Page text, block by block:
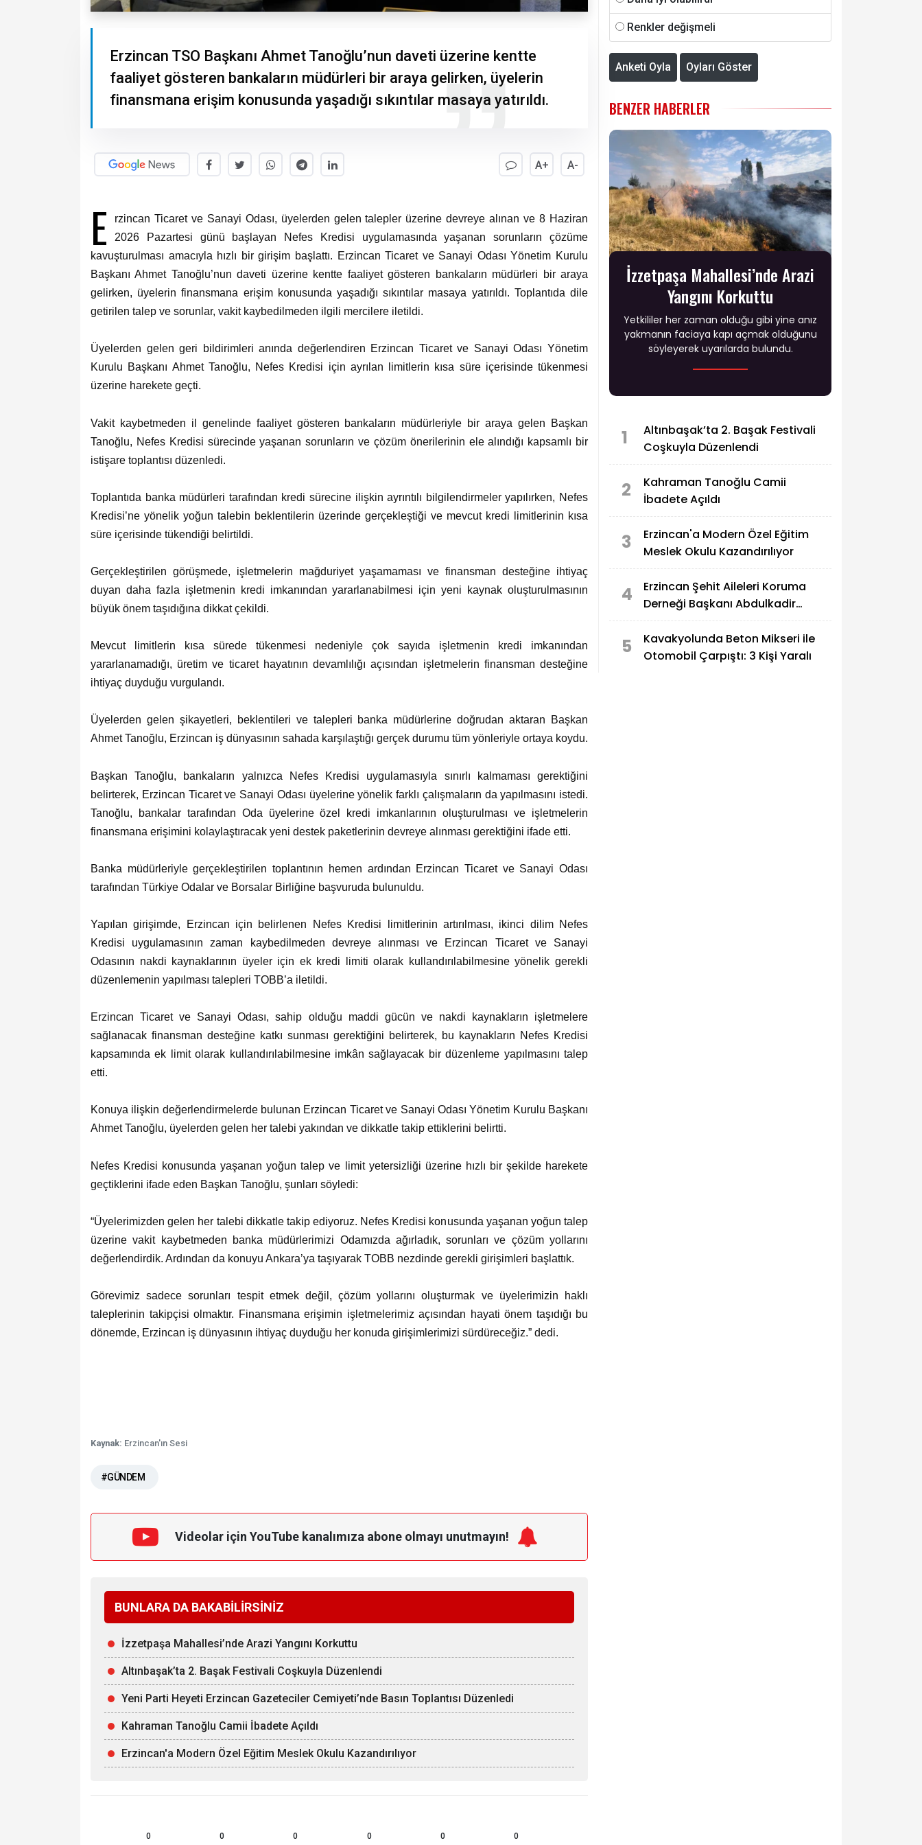
Erzincan TSO Başkanı Ahmet Tanoğlu’nun daveti üzerine kentte
faaliyet gösteren bankaların müdürleri bir araya gelirken, üyelerin
finansmana erişim konusunda yaşadığı sıkıntılar masaya yatırıldı.
A+ A-
E
rzincan Ticaret ve Sanayi Odası, üyelerden gelen talepler üzerine devreye alınan ve 8 Haziran
2026 Pazartesi günü başlayan Nefes Kredisi uygulamasında yaşanan sorunların çözüme
kavuşturulması amacıyla hızlı bir girişim başlattı. Erzincan Ticaret ve Sanayi Odası Yönetim Kurulu
Başkanı Ahmet Tanoğlu’nun daveti üzerine kentte faaliyet gösteren bankaların müdürleri bir araya
gelirken, üyelerin finansmana erişim konusunda yaşadığı sıkıntılar masaya yatırıldı. Toplantıda dile
getirilen talep ve sorunlar, vakit kaybedilmeden ilgili mercilere iletildi.
Üyelerden gelen geri bildirimleri anında değerlendiren Erzincan Ticaret ve Sanayi Odası Yönetim
Kurulu Başkanı Ahmet Tanoğlu, Nefes Kredisi için ayrılan limitlerin kısa süre içerisinde tükenmesi
üzerine harekete geçti.
Vakit kaybetmeden il genelinde faaliyet gösteren bankaların müdürleriyle bir araya gelen Başkan
Tanoğlu, Nefes Kredisi sürecinde yaşanan sorunların ve çözüm önerilerinin ele alındığı kapsamlı bir
istişare toplantısı düzenledi.
Toplantıda banka müdürleri tarafından kredi sürecine ilişkin ayrıntılı bilgilendirmeler yapılırken, Nefes
Kredisi’ne yönelik yoğun talebin beklentilerin üzerinde gerçekleştiği ve mevcut kredi limitlerinin kısa
süre içerisinde tükendiği belirtildi.
Gerçekleştirilen görüşmede, işletmelerin mağduriyet yaşamaması ve finansman desteğine ihtiyaç
duyan daha fazla işletmenin kredi imkanından yararlanabilmesi için yeni kaynak oluşturulmasının
büyük önem taşıdığına dikkat çekildi.
Mevcut limitlerin kısa sürede tükenmesi nedeniyle çok sayıda işletmenin kredi imkanından
yararlanamadığı, üretim ve ticaret hayatının devamlılığı açısından işletmelerin finansman desteğine
ihtiyaç duyduğu vurgulandı.
Üyelerden gelen şikayetleri, beklentileri ve talepleri banka müdürlerine doğrudan aktaran Başkan
Ahmet Tanoğlu, Erzincan iş dünyasının sahada karşılaştığı gerçek durumu tüm yönleriyle ortaya koydu.
Başkan Tanoğlu, bankaların yalnızca Nefes Kredisi uygulamasıyla sınırlı kalmaması gerektiğini
belirterek, Erzincan Ticaret ve Sanayi Odası üyelerine yönelik farklı çalışmaların da yapılmasını istedi.
Tanoğlu, bankalar tarafından Oda üyelerine özel kredi imkanlarının oluşturulması ve işletmelerin
finansmana erişimini kolaylaştıracak yeni destek paketlerinin devreye alınması gerektiğini ifade etti.
Banka müdürleriyle gerçekleştirilen toplantının hemen ardından Erzincan Ticaret ve Sanayi Odası
tarafından Türkiye Odalar ve Borsalar Birliğine başvuruda bulunuldu.
Yapılan girişimde, Erzincan için belirlenen Nefes Kredisi limitlerinin artırılması, ikinci dilim Nefes
Kredisi uygulamasının zaman kaybedilmeden devreye alınması ve Erzincan Ticaret ve Sanayi
Odasının nakdi kaynaklarının üyeler için ek kredi limiti olarak kullandırılabilmesine yönelik gerekli
düzenlemenin yapılması talepleri TOBB’a iletildi.
Erzincan Ticaret ve Sanayi Odası, sahip olduğu maddi gücün ve nakdi kaynakların işletmelere
sağlanacak finansman desteğine katkı sunması gerektiğini belirterek, bu kaynakların Nefes Kredisi
kapsamında ek limit olarak kullandırılabilmesine imkân sağlayacak bir düzenleme yapılmasını talep
etti.
Konuya ilişkin değerlendirmelerde bulunan Erzincan Ticaret ve Sanayi Odası Yönetim Kurulu Başkanı
Ahmet Tanoğlu, üyelerden gelen her talebi yakından ve dikkatle takip ettiklerini belirtti.
Nefes Kredisi konusunda yaşanan yoğun talep ve limit yetersizliği üzerine hızlı bir şekilde harekete
geçtiklerini ifade eden Başkan Tanoğlu, şunları söyledi:
“Üyelerimizden gelen her talebi dikkatle takip ediyoruz. Nefes Kredisi konusunda yaşanan yoğun talep
üzerine vakit kaybetmeden banka müdürlerimizi Odamızda ağırladık, sorunları ve çözüm yollarını
değerlendirdik. Ardından da konuyu Ankara’ya taşıyarak TOBB nezdinde gerekli girişimleri başlattık.
Görevimiz sadece sorunları tespit etmek değil, çözüm yollarını oluşturmak ve üyelerimizin haklı
taleplerinin takipçisi olmaktır. Finansmana erişimin işletmelerimiz açısından hayati önem taşıdığı bu
dönemde, Erzincan iş dünyasının ihtiyaç duyduğu her konuda girişimlerimizi sürdüreceğiz.” dedi.
Kaynak: Erzincan'ın Sesi
#GÜNDEM
Videolar için YouTube kanalımıza abone olmayı unutmayın!
BUNLARA DA BAKABİLİRSİNİZ
İzzetpaşa Mahallesi’nde Arazi Yangını Korkuttu
Altınbaşak’ta 2. Başak Festivali Coşkuyla Düzenlendi
Yeni Parti Heyeti Erzincan Gazeteciler Cemiyeti’nde Basın Toplantısı Düzenledi
Kahraman Tanoğlu Camii İbadete Açıldı
Erzincan'a Modern Özel Eğitim Meslek Okulu Kazandırılıyor
0 0 0 0 0 0
Renkler değişmeli
Anketi Oyla Oyları Göster
BENZER HABERLER
İzzetpaşa Mahallesi’nde Arazi
Yangını Korkuttu
Yetkililer her zaman olduğu gibi yine anız
yakmanın faciaya kapı açmak olduğunu
söyleyerek uyarılarda bulundu.
1
Altınbaşak’ta 2. Başak Festivali
Coşkuyla Düzenlendi
2
Kahraman Tanoğlu Camii
İbadete Açıldı
3
Erzincan'a Modern Özel Eğitim
Meslek Okulu Kazandırılıyor
4
Erzincan Şehit Aileleri Koruma
Derneği Başkanı Abdulkadir
5
Kavakyolunda Beton Mikseri ile
Otomobil Çarpıştı: 3 Kişi Yaralı